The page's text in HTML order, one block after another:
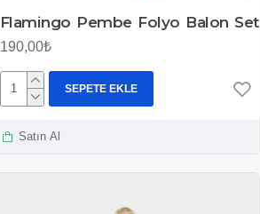
Flamingo Pembe Folyo Balon Set
190,00₺
SEPETE EKLE
Satın Al